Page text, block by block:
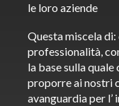
le loro aziende
Questa miscela
professionalità,
la base sulla
proporre ai nostri
avanguardia per